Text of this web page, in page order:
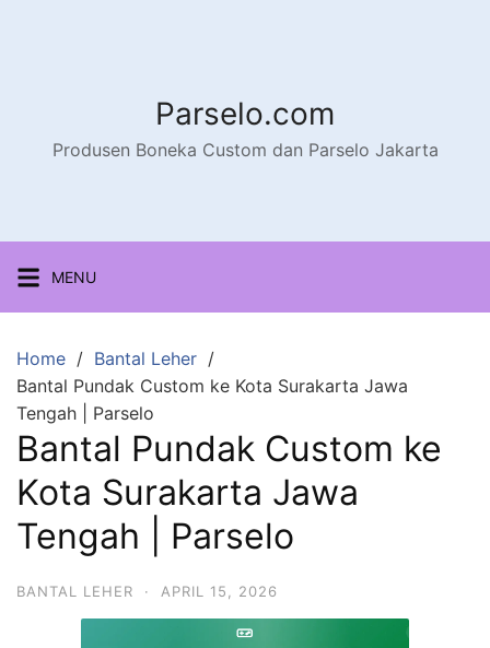
Parselo.com
Produsen Boneka Custom dan Parselo Jakarta
MENU
Home
Bantal Leher
Bantal Pundak Custom ke Kota Surakarta Jawa
Tengah | Parselo
Bantal Pundak Custom ke
Kota Surakarta Jawa
Tengah | Parselo
BANTAL LEHER · APRIL 15, 2026